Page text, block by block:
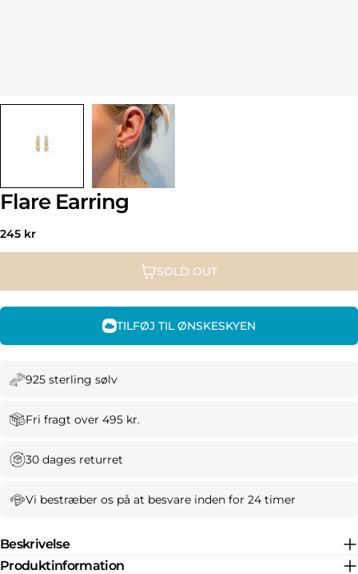
Flare Earring
Regular
price
245 kr
SOLD OUT
TILFØJ TIL ØNSKESKYEN
925 sterling sølv
Fri fragt over 495 kr.
30 dages returret
Vi bestræber os på at besvare inden for 24 timer
Beskrivelse
Produktinformation